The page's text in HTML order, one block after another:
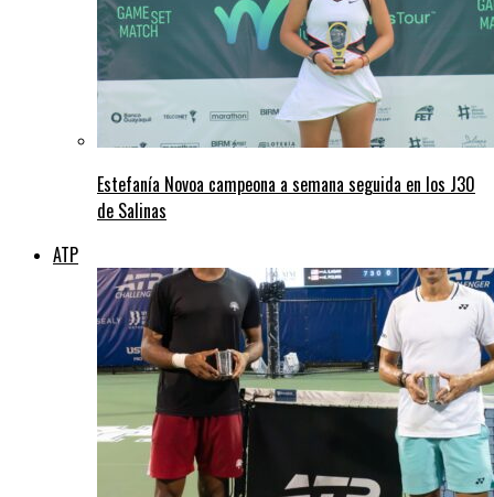
Estefanía Novoa campeona a semana seguida en los J30
de Salinas
ATP